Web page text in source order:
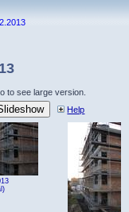
to see large version.
Help